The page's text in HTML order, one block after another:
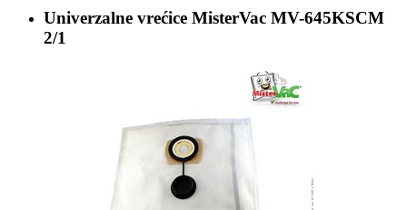
Univerzalne vrećice MisterVac MV-645KSCM
2/1